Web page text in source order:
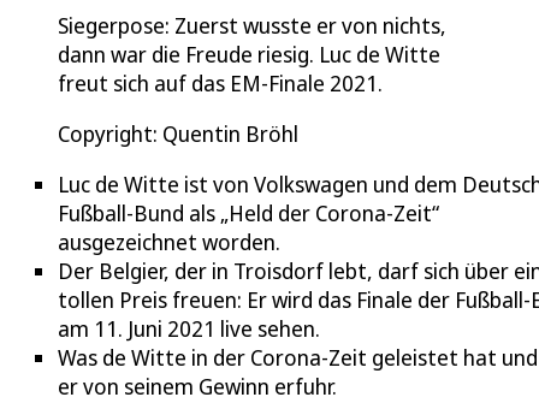
Siegerpose: Zuerst wusste er von nichts,
dann war die Freude riesig. Luc de Witte
freut sich auf das EM-Finale 2021.
Copyright: Quentin Bröhl
Luc de Witte ist von Volkswagen und dem
Fußball-Bund als „Held der Corona-Zeit“
ausgezeichnet worden.
Der Belgier, der in Troisdorf lebt, darf sich über
tollen Preis freuen: Er wird das Finale der Fußball-
am 11. Juni 2021 live sehen.
Was de Witte in der Corona-Zeit geleistet hat
er von seinem Gewinn erfuhr.